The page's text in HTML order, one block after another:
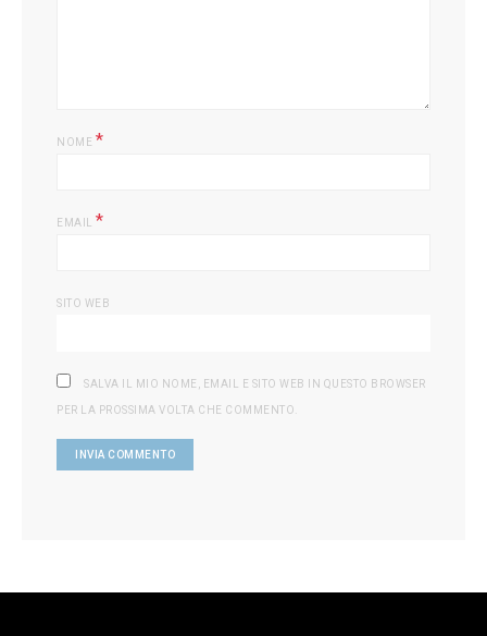
NOME *
EMAIL *
SITO WEB
SALVA IL MIO NOME, EMAIL E SITO WEB IN QUESTO BROWSER
PER LA PROSSIMA VOLTA CHE COMMENTO.